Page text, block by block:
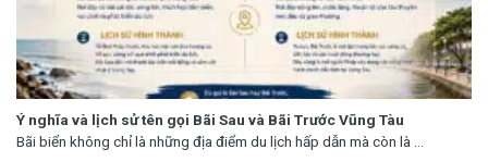
Ý nghĩa và lịch sử tên gọi Bãi Sau và Bãi Trước Vũng Tàu
Bãi biển không chỉ là những địa điểm du lịch hấp dẫn mà còn là ...